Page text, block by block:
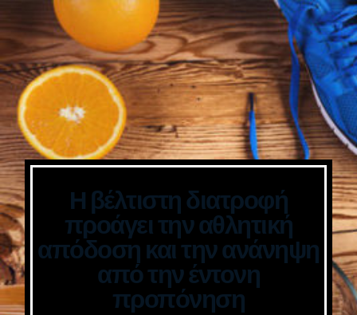
Η βέλτιστη διατροφή
προάγει την αθλητική
απόδοση και την ανάνηψη
από την έντονη
προπόνηση